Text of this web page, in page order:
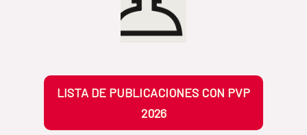
LISTA DE PUBLICACIONES CON PVP
2026